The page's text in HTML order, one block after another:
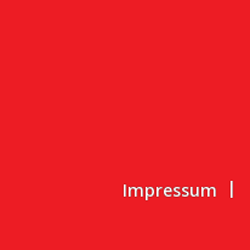
Impressum